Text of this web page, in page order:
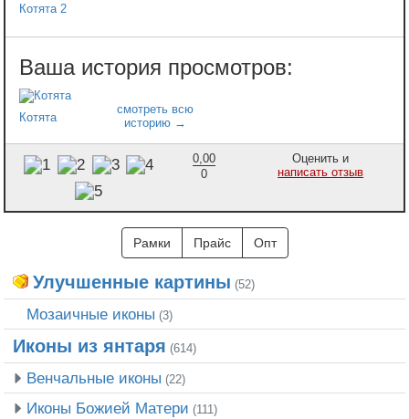
Котята 2
Котята
0,00
0
Оценить и
написать отзыв
Рамки Прайс Опт
Улучшенные картины (52)
Мозаичные иконы (3)
Иконы из янтаря (614)
Венчальные иконы (22)
Иконы Божией Матери (111)